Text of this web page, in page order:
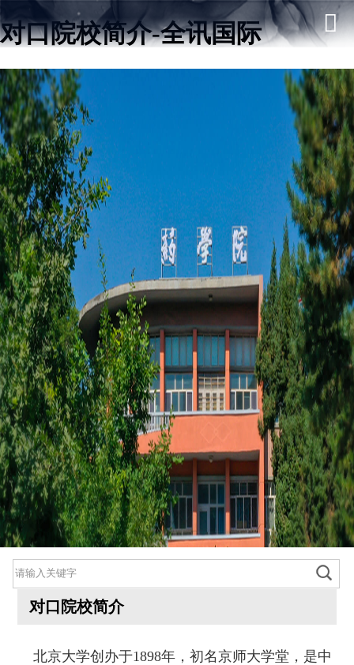
对口院校简介-全讯国际
对口院校简介
北京大学创办于1898年，初名京师大学堂，是中